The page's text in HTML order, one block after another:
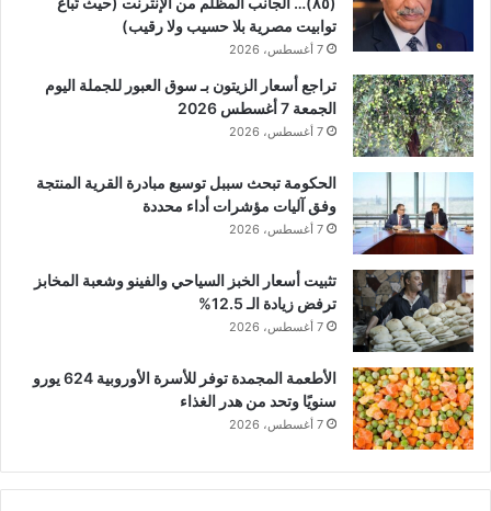
توابيت مصرية بلا حسيب ولا رقيب)
7 أغسطس، 2026
تراجع أسعار الزيتون بـ سوق العبور للجملة اليوم
الجمعة 7 أغسطس 2026
7 أغسطس، 2026
الحكومة تبحث سببل توسيع مبادرة القرية المنتجة
وفق آليات مؤشرات أداء محددة
7 أغسطس، 2026
تثبيت أسعار الخبز السياحي والفينو وشعبة المخابز
ترفض زيادة الـ 12.5%
7 أغسطس، 2026
الأطعمة المجمدة توفر للأسرة الأوروبية 624 يورو
سنويًا وتحد من هدر الغذاء
7 أغسطس، 2026